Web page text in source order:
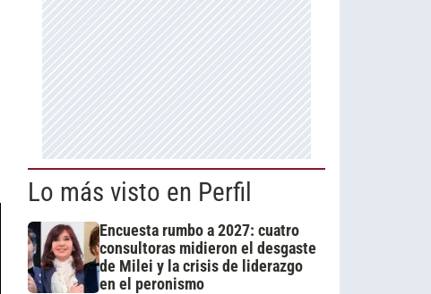
Lo más visto en Perfil
Encuesta rumbo a 2027: cuatro
consultoras midieron el desgaste
de Milei y la crisis de liderazgo
en el peronismo